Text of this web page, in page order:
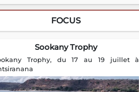
FOCUS
Sookany Trophy
Trophy, du 17 au 19 juillet à